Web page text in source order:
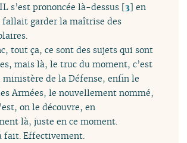
s’est prononcée là-dessus [3] en
fallait garder la maîtrise des
tout ça, ce sont des sujets qui sont
mais là, le truc du moment, c’est
de la Défense, enfin le
Armées, le nouvellement nommé,
on le découvre, en
là, juste en ce moment.
fait. Effectivement.